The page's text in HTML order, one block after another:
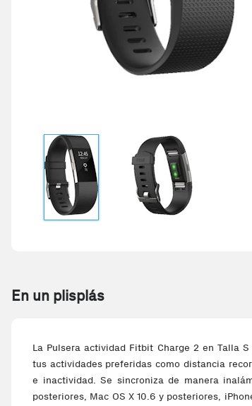
En un plisplás
La Pulsera actividad Fitbit Charge 2 en Talla
tus actividades preferidas como distancia
e inactividad. Se sincroniza de manera
posteriores, Mac OS X 10.6 y posteriores,